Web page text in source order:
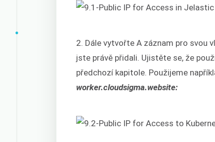
2. Dále vytvořte A záznam pro svou
jste právě přidali. Ujistěte se, že
předchozí kapitole. Použijeme
worker.cloudsigma.website: